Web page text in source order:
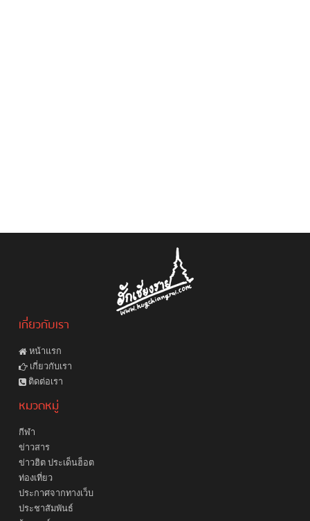
เกี่ยวกับเรา
หน้าแรก
เกี่ยวกับเรา
ติดต่อเรา
หมวดหมู่
กีฬา
ข่าวสาร
ข่าวฮิต ประเด็นฮ็อต
ท่องเที่ยว
ประกาศจากทางเว็บ
ประชาสัมพันธ์